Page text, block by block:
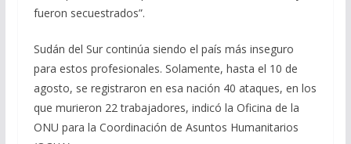
fueron secuestrados”.
Sudán del Sur continúa siendo el país más inseguro
para estos profesionales. Solamente, hasta el 10 de
agosto, se registraron en esa nación 40 ataques, en los
que murieron 22 trabajadores, indicó la Oficina de la
ONU para la Coordinación de Asuntos Humanitarios